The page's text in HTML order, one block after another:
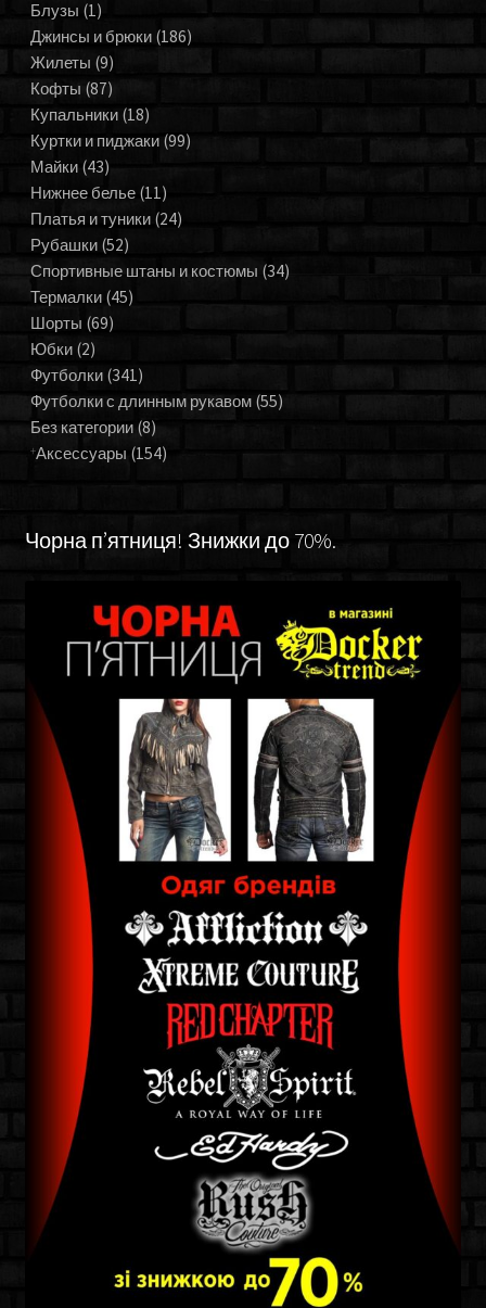
Блузы (1)
Джинсы и брюки (186)
Жилеты (9)
Кофты (87)
Купальники (18)
Куртки и пиджаки (99)
Майки (43)
Нижнее белье (11)
Платья и туники (24)
Рубашки (52)
Спортивные штаны и костюмы (34)
Термалки (45)
Шорты (69)
Юбки (2)
Футболки (341)
Футболки с длинным рукавом (55)
Без категории (8)
Аксессуары (154)
Чорна п’ятниця! Знижки до 70%.